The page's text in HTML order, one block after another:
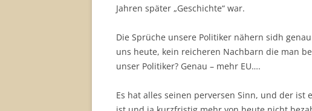
Jahren später „Geschichte“ war.
Die Sprüche unsere Politiker nähern sidh
uns heute, kein reicheren Nachbarn die man
unser Politiker? Genau – mehr EU….
Es hat alles seinen perversen Sinn, und der ist